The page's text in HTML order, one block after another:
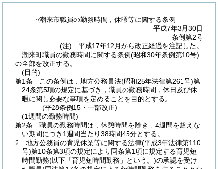
○潮来市職員の勤務時間，休暇等に関する条例
平成7年3月30日
条例第2号
(注) 平成17年12月から改正経過を注記した。
潮来町職員の勤務時間に関する条例(昭和30年条例第10号)
の全部を改正する。
(目的)
第1条
この条例は，地方公務員法(昭和25年法律第261号)第
24条第5項の規定に基づき，職員の勤務時間，休日及び休
暇に関し必要な事項を定めることを目的とする。
(平28条例15・一部改正)
(1週間の勤務時間)
第2条
職員の勤務時間は，休憩時間を除き，4週間を超えな
い期間につき1週間当たり38時間45分とする。
2
地方公務員の育児休業等に関する法律(平成3年法律第110
号)第10条第3項の規定により同条第1項に規定する育児短
時間勤務(以下「育児短時間勤務」という。)の承認を受け